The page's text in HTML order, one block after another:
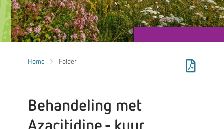
Home Folder
Behandeling met